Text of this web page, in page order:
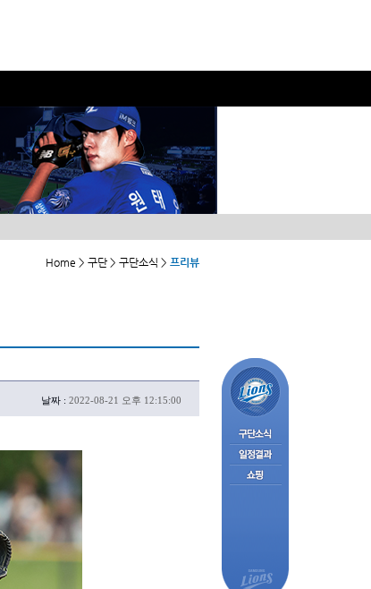
Home > 구단 > 구단소식 > 프리뷰
날짜 : 2022-08-21 오후 12:15:00